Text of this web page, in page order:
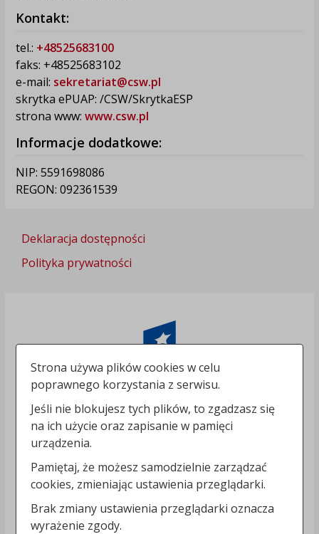
Kontakt:
tel.: +48525683100
faks: +48525683102
e-mail: sekretariat@csw.pl
skrytka ePUAP: /CSW/SkrytkaESP
strona www: www.csw.pl
Informacje dodatkowe:
NIP: 5591698086
REGON: 092361539
Deklaracja dostępności
Polityka prywatności
Strona używa plików cookies w celu
poprawnego korzystania z serwisu.
Jeśli nie blokujesz tych plików, to zgadzasz się
na ich użycie oraz zapisanie w pamięci
urządzenia.
Pamiętaj, że możesz samodzielnie zarządzać
cookies, zmieniając ustawienia przeglądarki.
Brak zmiany ustawienia przeglądarki oznacza
wyrażenie zgody.